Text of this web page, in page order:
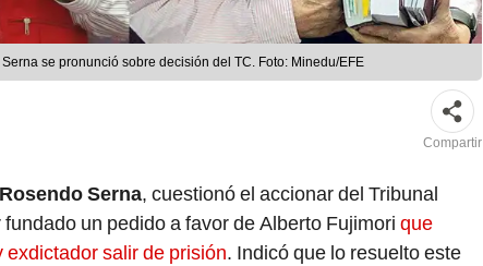
se pronunció sobre decisión del TC. Foto: Minedu/EFE
Compartir
Rosendo Serna, cuestionó el accionar del Tribunal
un pedido a favor de Alberto Fujimori que
salir de prisión. Indicó que lo resuelto este